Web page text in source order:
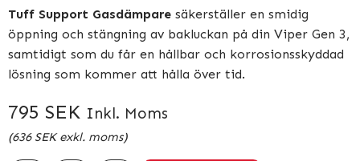
Tuff Support Gasdämpare säkerställer en smidig
öppning och stängning av bakluckan på din Viper Gen 3,
samtidigt som du får en hållbar och korrosionsskyddad
lösning som kommer att hålla över tid.
795 SEK Inkl. Moms
(636 SEKexkl. moms)